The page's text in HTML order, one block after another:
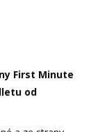
First Minute
od